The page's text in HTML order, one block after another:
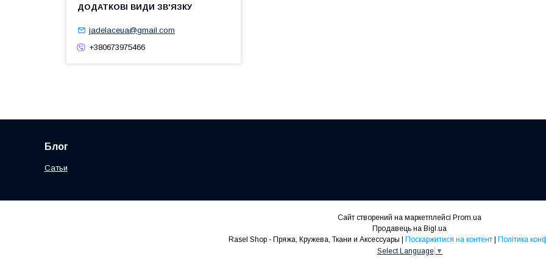
jadelaceua@gmail.com
+380673975466
Блог
Сатьи
Сайт створений на маркетплейсі Prom.ua
Продавець на Bigl.ua
Поскаржитися на контент
Політика
Select Language ▼